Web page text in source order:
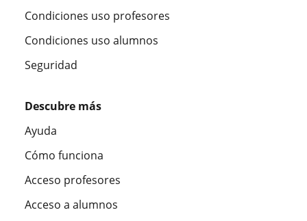
Condiciones uso profesores
Condiciones uso alumnos
Seguridad
Descubre más
Ayuda
Cómo funciona
Acceso profesores
Acceso a alumnos